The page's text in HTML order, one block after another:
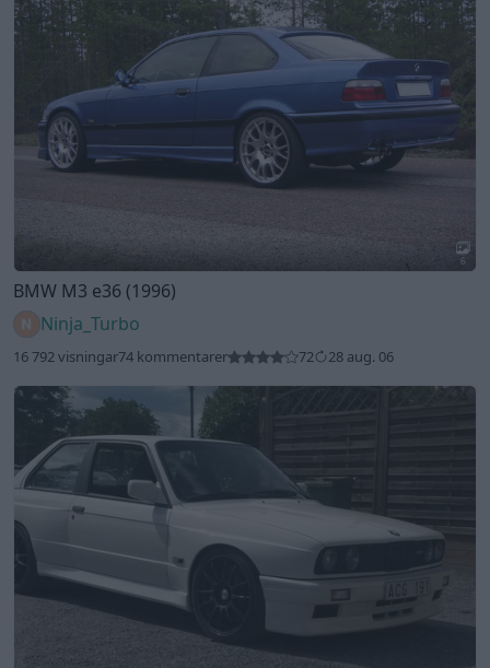
6
BMW M3 e36 (1996)
Ninja_Turbo
16 792 visningar74 kommentarer 72 28 aug. 06